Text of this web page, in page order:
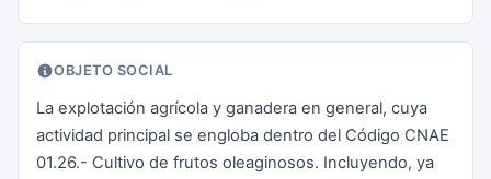
OBJETO SOCIAL
La explotación agrícola y ganadera en general, cuya
actividad principal se engloba dentro del Código CNAE
01.26.- Cultivo de frutos oleaginosos. Incluyendo, ya